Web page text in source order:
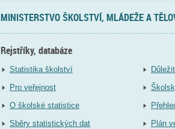
MINISTERSTVO ŠKOLSTVÍ, MLÁDEŽE A
Rejstříky, databáze
Statistika školství
Pro veřejnost
O školské statistice
Sběry statistických dat
Plán